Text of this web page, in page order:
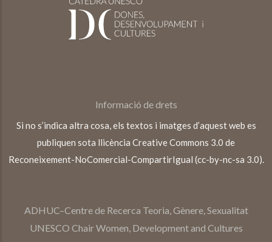
Informació de drets
Si no s’indica altra cosa, els textos i imatges d’aquest web es
publiquen sota llicència Creative Commons 3.0 de
Reconeixement-NoComercial-CompartirIgual (cc-by-nc-sa 3.0).
ADHUC–Centre de Recerca Teoria, Gènere, Sexualitat
UNESCO Chair Women, Development and Cultures